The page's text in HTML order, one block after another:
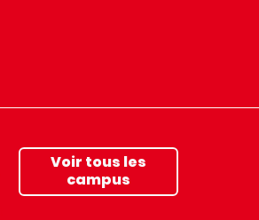
Voir tous les
campus